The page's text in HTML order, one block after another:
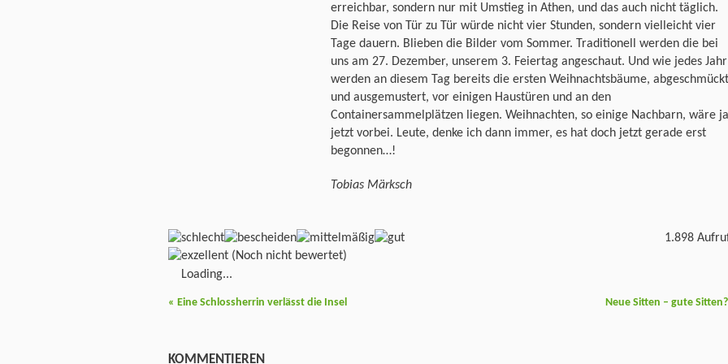
erreichbar, sondern nur mit Umstieg in Athen, und das auch nicht täglich.
Die Reise von Tür zu Tür würde nicht vier Stunden, sondern vielleicht vier
Tage dauern. Blieben die Bilder vom Sommer. Traditionell werden die bei
uns am 27. Dezember, unserem 3. Feiertag angeschaut. Und wie jedes Jahr
werden an diesem Tag bereits die ersten Weihnachtsbäume, abgeschmückt
und ausgemustert, vor einigen Haustüren und an den
Containersammelplätzen liegen. Weihnachten, so einige Nachbarn, wäre ja
jetzt vorbei. Leute, denke ich dann immer, es hat doch jetzt gerade erst
begonnen…!
Tobias Märksch
(Noch nicht bewertet)
Loading...
1.898
« Eine Schlossherrin verlässt die Insel Neue Sitten – gute Sitten?
KOMMENTIEREN